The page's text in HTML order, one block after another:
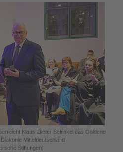
Klaus-Dieter Schinkel das Goldene
Mitteldeutschland
Stiftungen)